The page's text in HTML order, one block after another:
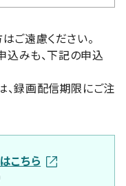
ご遠慮ください。
込みも、下記の申込
録画配信期限にご注
こちら